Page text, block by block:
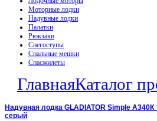
Моторные лодки
Надувные лодки
Палатки
Рюкзаки
Снегоступы
Спальные мешки
Спасжилеты
ГлавнаяКаталог
Надувная лодка GLADIATOR Simple A340К
серый